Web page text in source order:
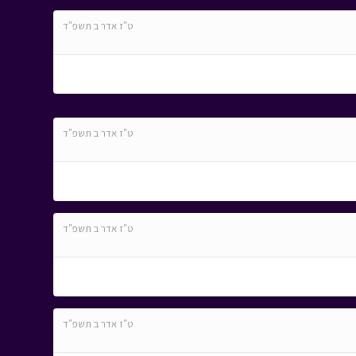
ט"ז אדר ב תשפ"ד
ט"ז אדר ב תשפ"ד
ט"ז אדר ב תשפ"ד
ט"ז אדר ב תשפ"ד